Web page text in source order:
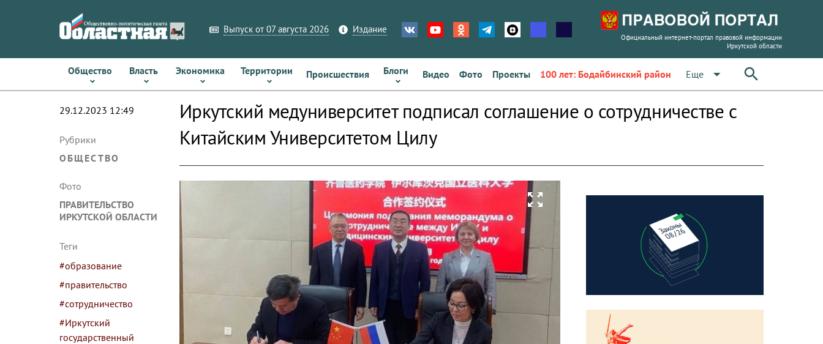
Выпуск от 07 августа 2026 Издание
Официальный интернет-портал правовой информации
Иркутской области
Общество Власть Экономика Территории Происшествия Блоги Видео Фото Проекты 100 лет: Бодайбинский район Еще arrow_drop_down
29.12.2023 12:49
Рубрики
ОБЩЕСТВО
Фото
ПРАВИТЕЛЬСТВО
ИРКУТСКОЙ ОБЛАСТИ
Теги
#образование
#правительство
#сотрудничество
#Иркутский
государственный
Иркутский медуниверситет подписал соглашение о сотрудничестве с
Китайским Университетом Цилу
zoom_out_map